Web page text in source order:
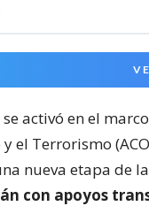
activó en el
el Terrorismo
nueva etapa de
con apoyos